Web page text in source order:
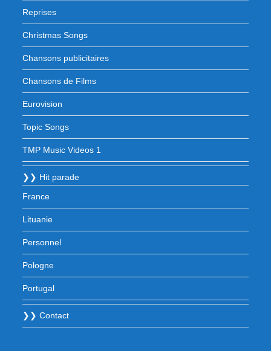
Reprises
Christmas Songs
Chansons publicitaires
Chansons de Films
Eurovision
Topic Songs
TMP Music Videos 1
❯❯ Hit parade
France
Lituanie
Personnel
Pologne
Portugal
❯❯ Contact